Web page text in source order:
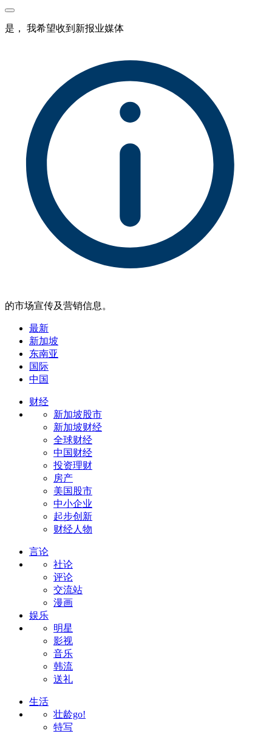
是， 我希望收到新报业媒体
的市场宣传及营销信息。
最新
新加坡
东南亚
国际
中国
财经
新加坡股市
新加坡财经
全球财经
中国财经
投资理财
房产
美国股市
中小企业
起步创新
财经人物
言论
社论
评论
交流站
漫画
娱乐
明星
影视
音乐
韩流
送礼
生活
壮龄go!
特写